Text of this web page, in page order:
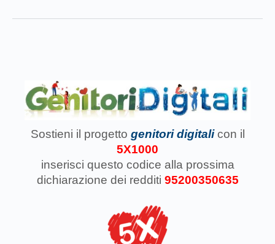
Sostieni il progetto genitori digitali con il
5X1000
inserisci questo codice alla prossima
dichiarazione dei redditi 95200350635